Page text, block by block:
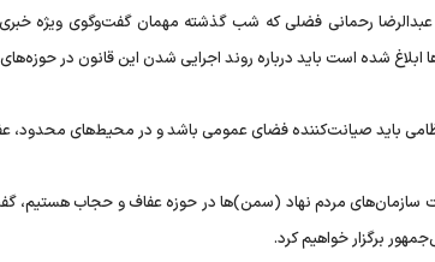
عبدالرضا رحمانی فضلی که شب گذشته مهمان گفت‌وگوی ویژه
شده است باید درباره روند اجرایی شدن این قانون در
باید صیانت‌کننده فضای عمومی باشد و در محیط‌های محدود،
سازمان‌های مردم نهاد (سمن‌)‌ها در حوزه عفاف و حجاب
برگزار خواهیم کرد.